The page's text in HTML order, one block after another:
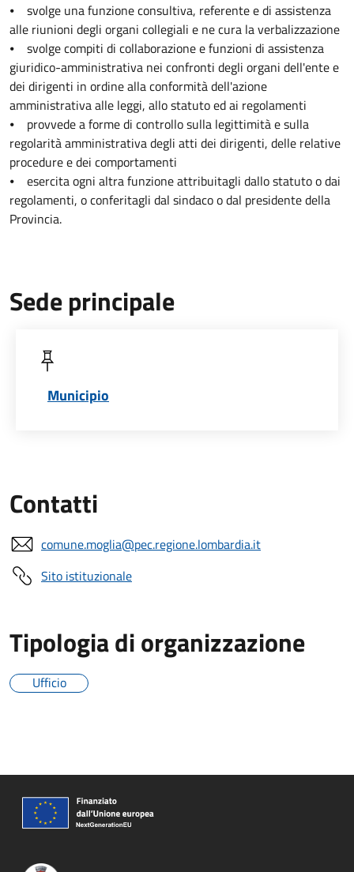
⦁ svolge una funzione consultiva, referente e di assistenza
alle riunioni degli organi collegiali e ne cura la verbalizzazione
⦁ svolge compiti di collaborazione e funzioni di assistenza
giuridico-amministrativa nei confronti degli organi dell'ente e
dei dirigenti in ordine alla conformità dell'azione
amministrativa alle leggi, allo statuto ed ai regolamenti
⦁ provvede a forme di controllo sulla legittimità e sulla
regolarità amministrativa degli atti dei dirigenti, delle relative
procedure e dei comportamenti
⦁ esercita ogni altra funzione attribuitagli dallo statuto o dai
regolamenti, o conferitagli dal sindaco o dal presidente della
Provincia.
Sede principale
Municipio
Contatti
comune.moglia@pec.regione.lombardia.it
Sito istituzionale
Tipologia di organizzazione
Ufficio